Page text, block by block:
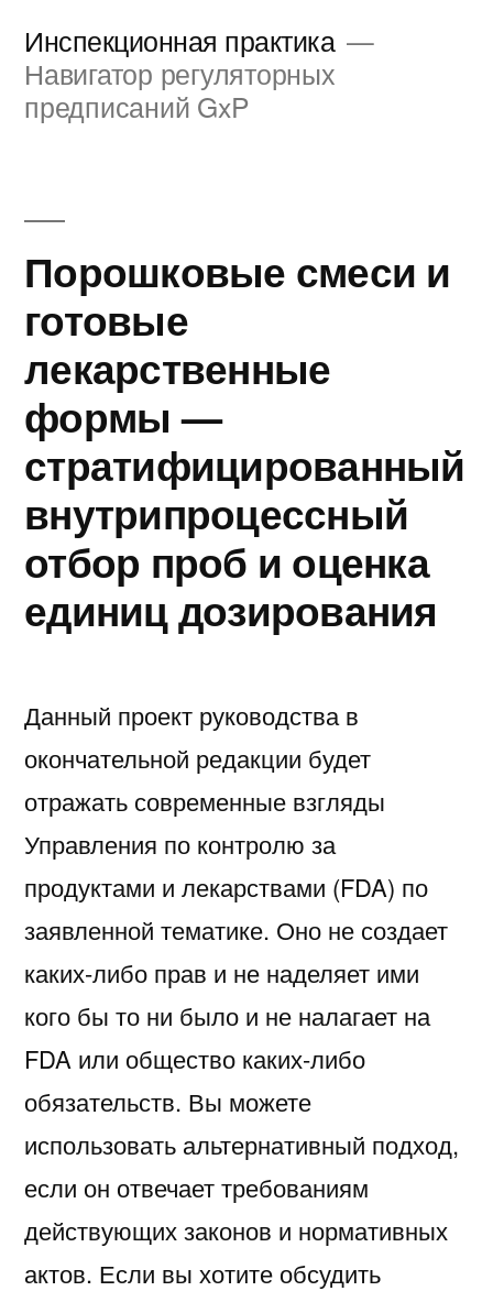
содержимому
Инспекционная практика
Навигатор регуляторных
предписаний GxP
Порошковые смеси и
готовые
лекарственные
формы —
стратифицированный
внутрипроцессный
отбор проб и оценка
единиц дозирования
Данный проект руководства в
окончательной редакции будет
отражать современные взгляды
Управления по контролю за
продуктами и лекарствами (FDA) по
заявленной тематике. Оно не создает
каких-либо прав и не наделяет ими
кого бы то ни было и не налагает на
FDA или общество каких-либо
обязательств. Вы можете
использовать альтернативный подход,
если он отвечает требованиям
действующих законов и нормативных
актов. Если вы хотите обсудить